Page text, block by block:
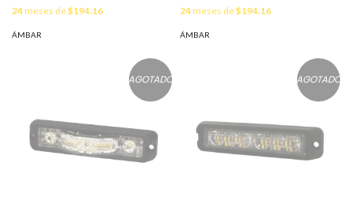
24meses de$194.16
ÁMBAR
24meses de$194.16
ÁMBAR
AGOTADO AGOTADO